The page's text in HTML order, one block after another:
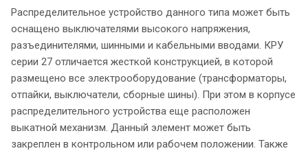
Распределительное устройство данного типа может быть
оснащено выключателями высокого напряжения,
разъединителями, шинными и кабельными вводами. КРУ
серии 27 отличается жесткой конструкцией, в которой
размещено все электрооборудование (трансформаторы,
отпайки, выключатели, сборные шины). При этом в корпусе
распределительного устройства еще расположен
выкатной механизм. Данный элемент может быть
закреплен в контрольном или рабочем положении. Также